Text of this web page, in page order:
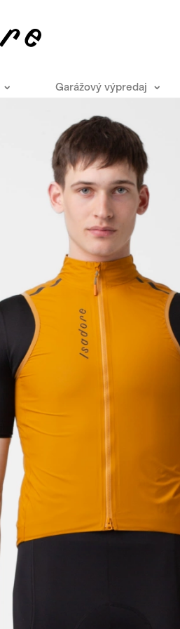
Garážový výpredaj